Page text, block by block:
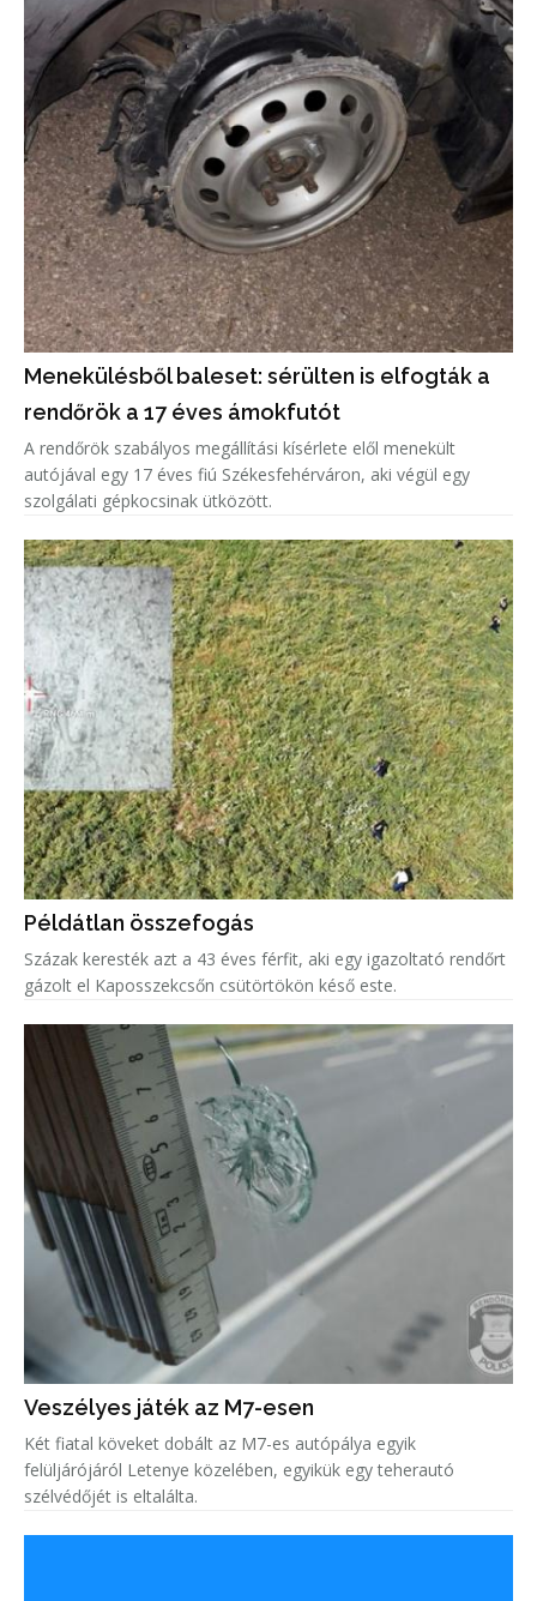
Menekülésből baleset: sérülten is elfogták a
rendőrök a 17 éves ámokfutót
A rendőrök szabályos megállítási kísérlete elől menekült
autójával egy 17 éves fiú Székesfehérváron, aki végül egy
szolgálati gépkocsinak ütközött.
Példátlan összefogás
Százak keresték azt a 43 éves férfit, aki egy igazoltató rendőrt
gázolt el Kaposszekcsőn csütörtökön késő este.
Veszélyes játék az M7-esen
Két fiatal köveket dobált az M7-es autópálya egyik
felüljárójáról Letenye közelében, egyikük egy teherautó
szélvédőjét is eltalálta.